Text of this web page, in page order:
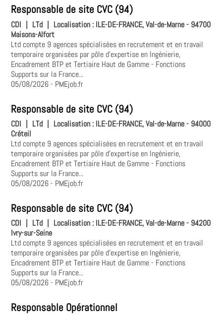
Responsable de site CVC (94)
CDI | LTd | Localisation : ILE-DE-FRANCE, Val-de-Marne - 94700
Maisons-Alfort
Ltd compte 9 agences spécialisées en recrutement et en travail
temporaire organisées par pôle d'expertise en Ingénierie,
Encadrement BTP et Tertiaire Haut de Gamme - Fonctions
Supports sur la France...
05/08/2026- PMEjob.fr
Responsable de site CVC (94)
CDI LTd Localisation : ILE-DE-FRANCE, Val-de-Marne - 94000
Créteil
Ltd compte 9 agences spécialisées en recrutement et en travail
temporaire organisées par pôle d'expertise en Ingénierie,
Encadrement BTP et Tertiaire Haut de Gamme - Fonctions
Supports sur la France...
05/08/2026- PMEjob.fr
Responsable de site CVC (94)
CDI LTd Localisation : ILE-DE-FRANCE, Val-de-Marne - 94200
Ivry-sur-Seine
Ltd compte 9 agences spécialisées en recrutement et en travail
temporaire organisées par pôle d'expertise en Ingénierie,
Encadrement BTP et Tertiaire Haut de Gamme - Fonctions
Supports sur la France...
05/08/2026- PMEjob.fr
Responsable Opérationnel